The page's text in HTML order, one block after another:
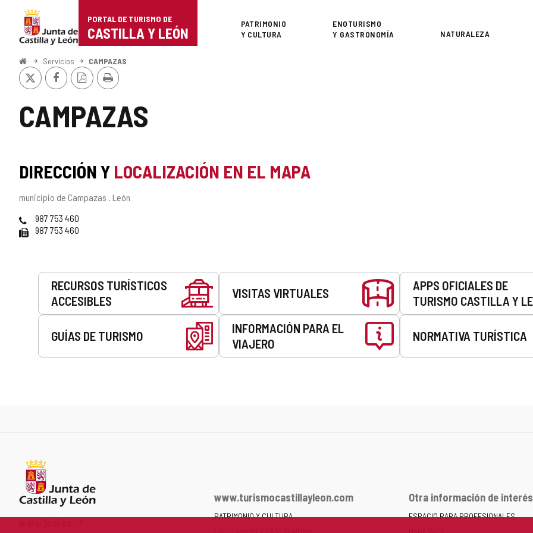
Portal
de
Turismo
de
Castilla
PORTAL DE TURISMO DE
CASTILLA Y LEÓN
Superior
PATRIMONIO
Y CULTURA
ENOTURISMO
Y GASTRONOMÍA
NATURALEZA
InicioServicios CAMPAZAS
CAMPAZAS
X FacebookVersión
PDF
Imprimir
DIRECCIÓN Y LOCALIZACIÓN EN EL MAPA
Dirección
municipio de Campazas . León
Teléfonos
987 753 460
Fax 987 753 460
Servicios
RECURSOS TURÍSTICOS
ACCESIBLES
VISITAS VIRTUALES
APPS OFICIALES DE
TURISMO CASTILLA Y
GUÍAS DE TURISMO
INFORMACIÓN PARA EL
VIAJERO
NORMATIVA TURÍSTICA
www.turismocastillayleon.com
PATRIMONIO Y CULTURA
Otra información de interés
ESPACIO PARA PROFESIONALES